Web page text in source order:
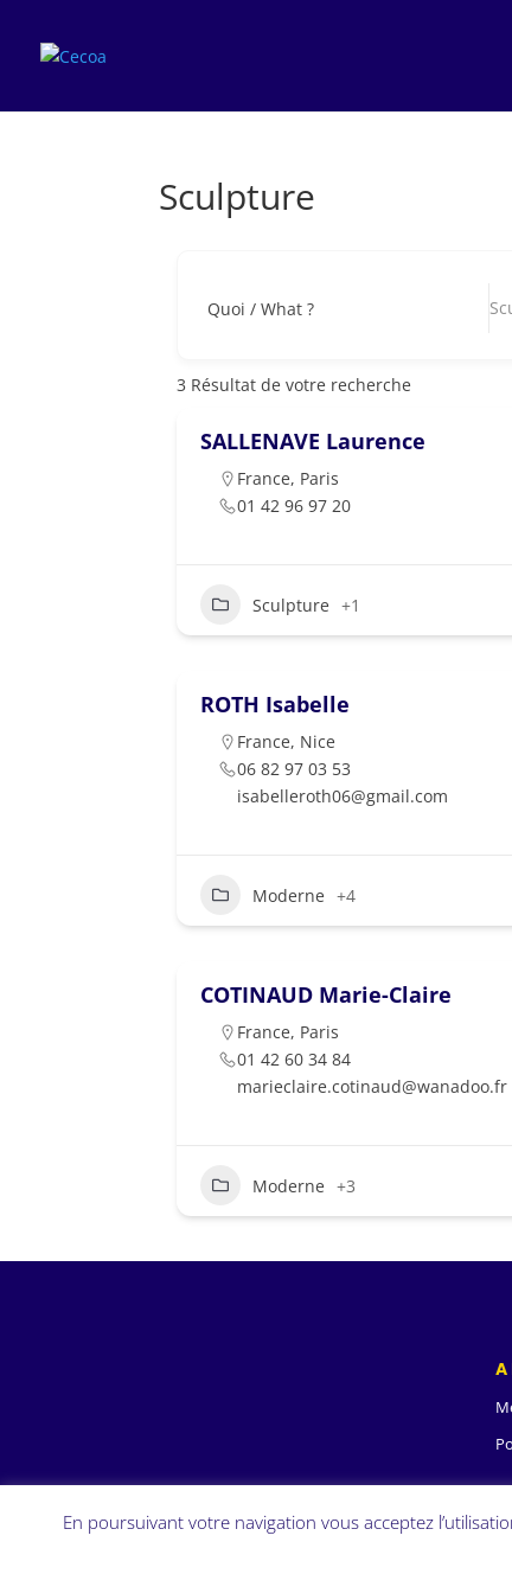
Sculpture
Quoi / What ?
3 Résultat de votre recherche
SALLENAVE Laurence
France, Paris
01 42 96 97 20
Sculpture +1
ROTH Isabelle
France, Nice
06 82 97 03 53
isabelleroth06@gmail.com
Moderne +4
COTINAUD Marie-Claire
France, Paris
01 42 60 34 84
marieclaire.cotinaud@wanadoo.fr
Moderne +3
En poursuivant votre navigation vous acceptez